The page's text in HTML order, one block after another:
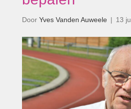
Door Yves Vanden Auweele | 13